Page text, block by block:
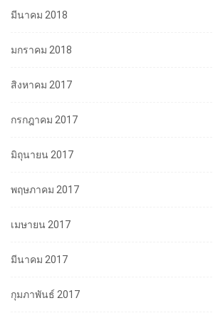
มีนาคม 2018
มกราคม 2018
สิงหาคม 2017
กรกฎาคม 2017
มิถุนายน 2017
พฤษภาคม 2017
เมษายน 2017
มีนาคม 2017
กุมภาพันธ์ 2017